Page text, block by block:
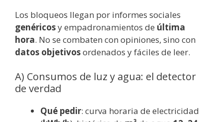
Los bloqueos llegan por informes sociales
genéricosy empadronamientos de última
hora. No se combaten con opiniones, sino con
datos objetivosordenados y fáciles de leer.
A) Consumos de luz y agua: el detector
de verdad
Qué pedir: curva horaria de electricidad